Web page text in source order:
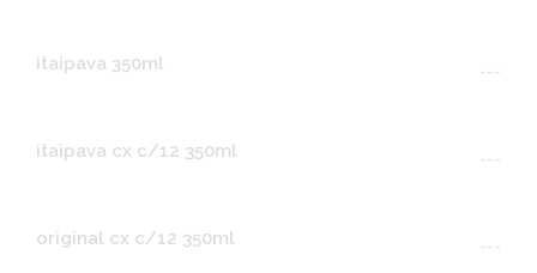
itaipava 350ml ---
itaipava cx c/12 350ml ---
original cx c/12 350ml ---